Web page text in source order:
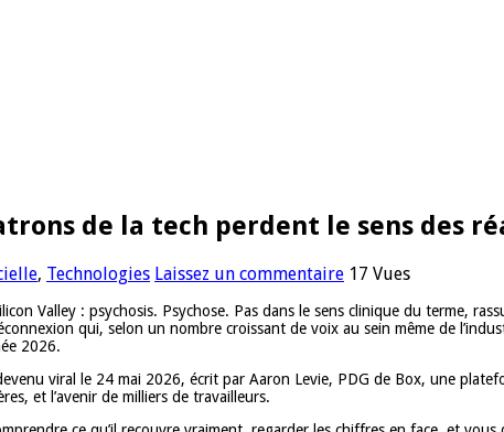
de la tech perdent le sens des
, Technologies Laissez un commentaire 17 Vues
Valley : psychosis. Psychose. Pas dans le sens clinique du terme,
qui, selon un nombre croissant de voix au sein même de
2026.
viral le 24 mai 2026, écrit par Aaron Levie, PDG de Box, une
et l’avenir de milliers de travailleurs.